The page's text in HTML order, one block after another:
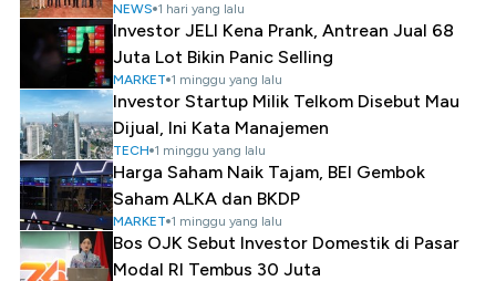
NEWS 1 hari yang lalu
Investor JELI Kena Prank, Antrean Jual 68
Juta Lot Bikin Panic Selling
MARKET 1 minggu yang lalu
Investor Startup Milik Telkom Disebut Mau
Dijual, Ini Kata Manajemen
TECH 1 minggu yang lalu
Harga Saham Naik Tajam, BEI Gembok
Saham ALKA dan BKDP
MARKET 1 minggu yang lalu
Bos OJK Sebut Investor Domestik di Pasar
Modal RI Tembus 30 Juta